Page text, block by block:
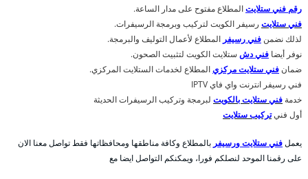
رقم فني ستلايتالمطلاع مفتوح على مدار الساعة.
فني ستلايت رسيفر الكويت لتركيب وبرمجة الرسيفرات.
لذلك نضمن فني رسيفر المطلاع لأعمال التوليف والبرمجة.
نوفر أيضا فني دش ستلايت الكويت لتثبيت الصحون.
ضمان فني ستلايت مركزيالمطلاع لخدمات الستلايت المركزي.
فني رسيفر انترنت واي فاي IPTV
خدمة فني ستلايت بالكويت لبرمجة وتركيب الرسيفرات الحديثة
أول فنيتركيب ستلايت
يعملفني ستلايت ورسيفر بالمطلاع وكافة مناطقها ومحافظاتها فقط تواصل معنا الان
على رقمنا الموحد لنصلكم فورا، ويمكنكم التواصل ايضا مع